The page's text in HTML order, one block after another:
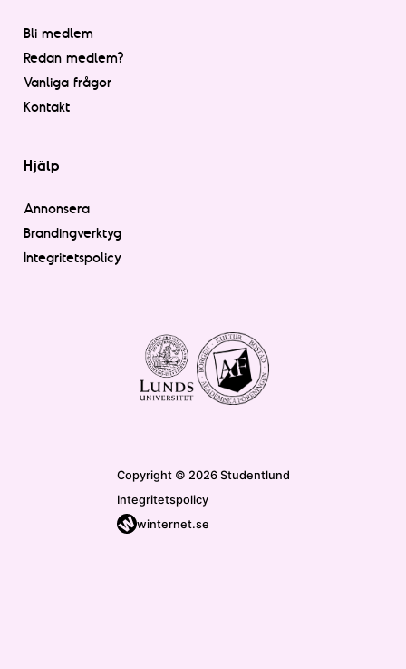
Bli medlem
Redan medlem?
Vanliga frågor
Kontakt
Hjälp
Annonsera
Brandingverktyg
Integritetspolicy
Copyright © 2026 Studentlund
Integritetspolicy
winternet.se